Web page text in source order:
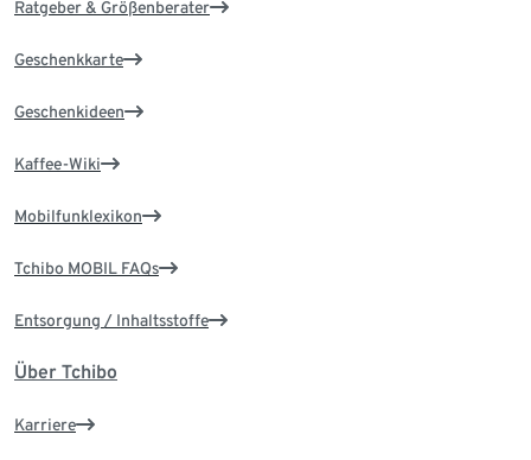
Ratgeber & Größenberater
Geschenkkarte
Geschenkideen
Kaffee-Wiki
Mobilfunklexikon
Tchibo MOBIL FAQs
Entsorgung / Inhaltsstoffe
Über Tchibo
Karriere